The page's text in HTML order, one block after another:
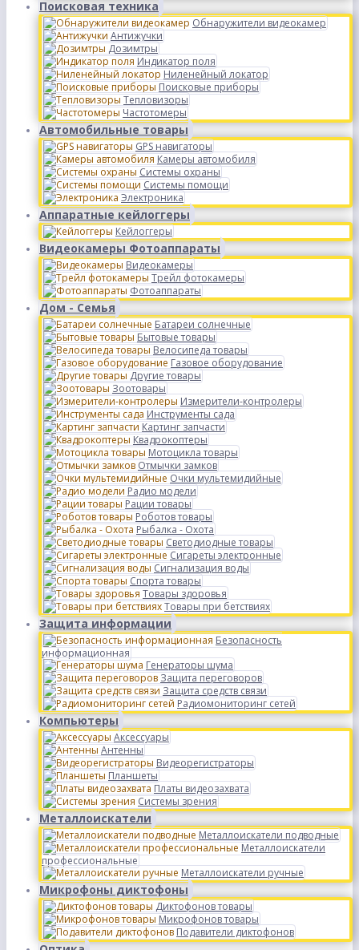
Поисковая техника
Обнаружители видеокамер
Антижучки
Дозимтры
Индикатор поля
Ниленейный локатор
Поисковые приборы
Тепловизоры
Частотомеры
Автомобильные товары
GPS навигаторы
Камеры автомобиля
Системы охраны
Системы помощи
Электроника
Аппаратные кейлоггеры
Кейлоггеры
Видеокамеры Фотоаппараты
Видеокамеры
Трейл фотокамеры
Фотоаппараты
Дом - Семья
Батареи солнечные
Бытовые товары
Велосипеда товары
Газовое оборудование
Другие товары
Зоотовары
Измерители-контролеры
Инструменты сада
Картинг запчасти
Квадрокоптеры
Мотоцикла товары
Отмычки замков
Очки мультемидийные
Радио модели
Рации товары
Роботов товары
Рыбалка - Охота
Светодиодные товары
Сигареты электронные
Сигнализация воды
Спорта товары
Товары здоровья
Товары при бетствиях
Защита информации
Безопасность
информационная
Генераторы шума
Защита переговоров
Защита средств связи
Радиомониторинг сетей
Компьютеры
Аксессуары
Антенны
Видеорегистраторы
Планшеты
Платы видеозахвата
Системы зрения
Металлоискатели
Металлоискатели подводные
Металлоискатели
профессиональные
Металлоискатели ручные
Микрофоны диктофоны
Диктофонов товары
Микрофонов товары
Подавители диктофонов